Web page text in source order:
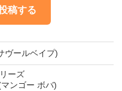
稿する
ヴールベイプ)
ーズ
ンゴー ボバ)